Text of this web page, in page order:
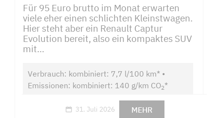
Für 95 Euro brutto im Monat erwarten
viele eher einen schlichten Kleinstwagen.
Hier steht aber ein Renault Captur
Evolution bereit, also ein kompaktes SUV
mit...
Verbrauch: kombiniert: 7,7 l/100 km* •
Emissionen: kombiniert: 140 g/km CO2*
31. Juli 2026 MEHR